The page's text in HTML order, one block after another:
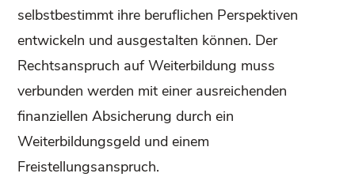
selbstbestimmt ihre beruflichen Perspektiven
entwickeln und ausgestalten können. Der
Rechtsanspruch auf Weiterbildung muss
verbunden werden mit einer ausreichenden
finanziellen Absicherung durch ein
Weiterbildungsgeld und einem
Freistellungsanspruch.